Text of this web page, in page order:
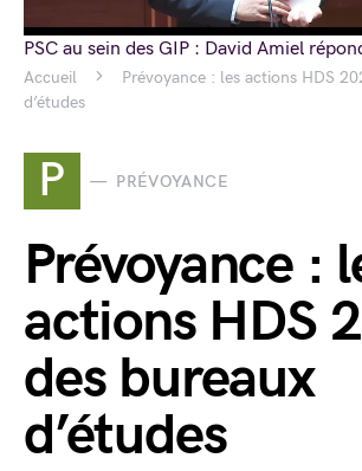
Accueil
Prévoyance : les actions HDS
d’études
P PRÉVOYANCE
Prévoyance :
actions HDS
des bureaux
d’études
PSC au sein des GIP : David Amiel